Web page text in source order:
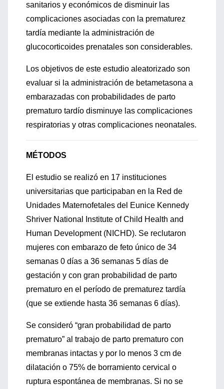
sanitarios y económicos de disminuir las
complicaciones asociadas con la prematurez
tardía mediante la administración de
glucocorticoides prenatales son considerables.
Los objetivos de este estudio aleatorizado son
evaluar si la administración de betametasona a
embarazadas con probabilidades de parto
prematuro tardío disminuye las complicaciones
respiratorias y otras complicaciones neonatales.
MÉTODOS
El estudio se realizó en 17 instituciones
universitarias que participaban en la Red de
Unidades Maternofetales del Eunice Kennedy
Shriver National Institute of Child Health and
Human Development (NICHD). Se reclutaron
mujeres con embarazo de feto único de 34
semanas 0 días a 36 semanas 5 días de
gestación y con gran probabilidad de parto
prematuro en el período de prematurez tardía
(que se extiende hasta 36 semanas 6 días).
Se consideró “gran probabilidad de parto
prematuro” al trabajo de parto prematuro con
membranas intactas y por lo menos 3 cm de
dilatación o 75% de borramiento cervical o
ruptura espontánea de membranas. Si no se